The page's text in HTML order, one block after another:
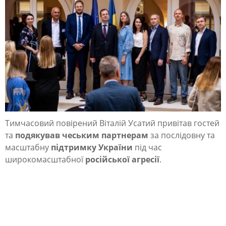
Тимчасовий повірений Віталій Усатий привітав гостей
та подякував чеським партнерам за послідовну та
масштабну підтримку України під час
широкомасштабної російської агресії.